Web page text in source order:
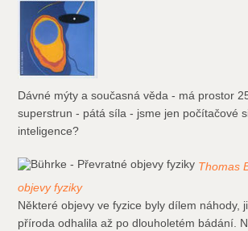
Dávné mýty a současná věda - má prostor
superstrun - pátá síla - jsme jen počítačové
inteligence?
Thomas
objevy fyziky
Některé objevy ve fyzice byly dílem náhody,
příroda odhalila až po dlouholetém bádání.